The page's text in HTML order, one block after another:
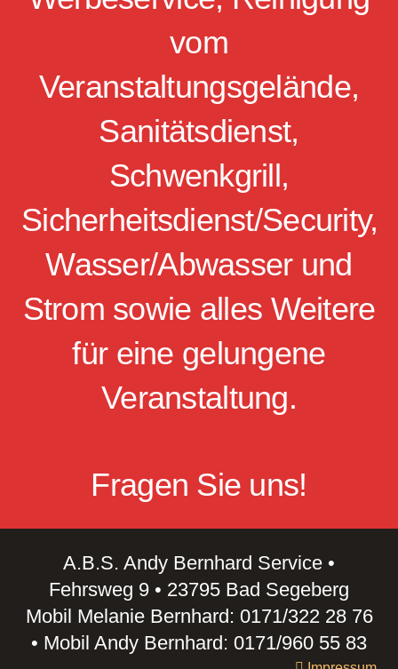
vom
Veranstaltungsgelände,
Sanitätsdienst,
Schwenkgrill,
Sicherheitsdienst/Security,
Wasser/Abwasser und
Strom sowie alles Weitere
für eine gelungene
Veranstaltung.
Fragen Sie uns!
A.B.S. Andy Bernhard Service •
Fehrsweg 9 • 23795 Bad Segeberg
Mobil Melanie Bernhard: 0171/322 28 76
• Mobil Andy Bernhard: 0171/960 55 83